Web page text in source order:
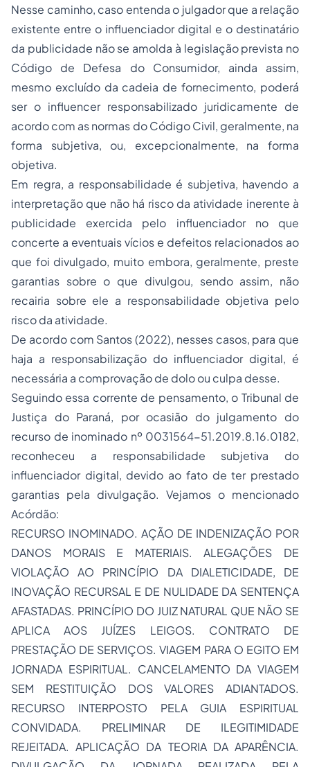
Nesse caminho, caso entenda o julgador que a relação
existente entre o influenciador digital e o destinatário
da publicidade não se amolda à legislação prevista no
Código de Defesa do Consumidor, ainda assim,
mesmo excluído da cadeia de fornecimento, poderá
ser o influencer responsabilizado juridicamente de
acordo com as normas do Código Civil, geralmente, na
forma subjetiva, ou, excepcionalmente, na forma
objetiva.
Em regra, a responsabilidade é subjetiva, havendo a
interpretação que não há risco da atividade inerente à
publicidade exercida pelo influenciador no que
concerte a eventuais vícios e defeitos relacionados ao
que foi divulgado, muito embora, geralmente, preste
garantias sobre o que divulgou, sendo assim, não
recairia sobre ele a responsabilidade objetiva pelo
risco da atividade.
De acordo com Santos (2022), nesses casos, para que
haja a responsabilização do influenciador digital, é
necessária a comprovação de dolo ou culpa desse.
Seguindo essa corrente de pensamento, o Tribunal de
Justiça do Paraná, por ocasião do julgamento do
recurso de inominado nº 0031564-51.2019.8.16.0182,
reconheceu a responsabilidade subjetiva do
influenciador digital, devido ao fato de ter prestado
garantias pela divulgação. Vejamos o mencionado
Acórdão:
RECURSO INOMINADO. AÇÃO DE INDENIZAÇÃO POR
DANOS MORAIS E MATERIAIS. ALEGAÇÕES DE
VIOLAÇÃO AO PRINCÍPIO DA DIALETICIDADE, DE
INOVAÇÃO RECURSAL E DE NULIDADE DA SENTENÇA
AFASTADAS. PRINCÍPIO DO JUIZ NATURAL QUE NÃO SE
APLICA AOS JUÍZES LEIGOS. CONTRATO DE
PRESTAÇÃO DE SERVIÇOS. VIAGEM PARA O EGITO EM
JORNADA ESPIRITUAL. CANCELAMENTO DA VIAGEM
SEM RESTITUIÇÃO DOS VALORES ADIANTADOS.
RECURSO INTERPOSTO PELA GUIA ESPIRITUAL
CONVIDADA. PRELIMINAR DE ILEGITIMIDADE
REJEITADA. APLICAÇÃO DA TEORIA DA APARÊNCIA.